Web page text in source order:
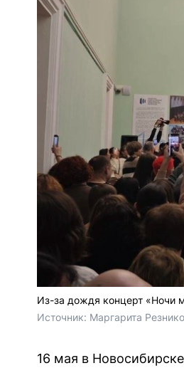
Из-за дождя концерт «Ночи
Источник: Маргарита
16 мая в